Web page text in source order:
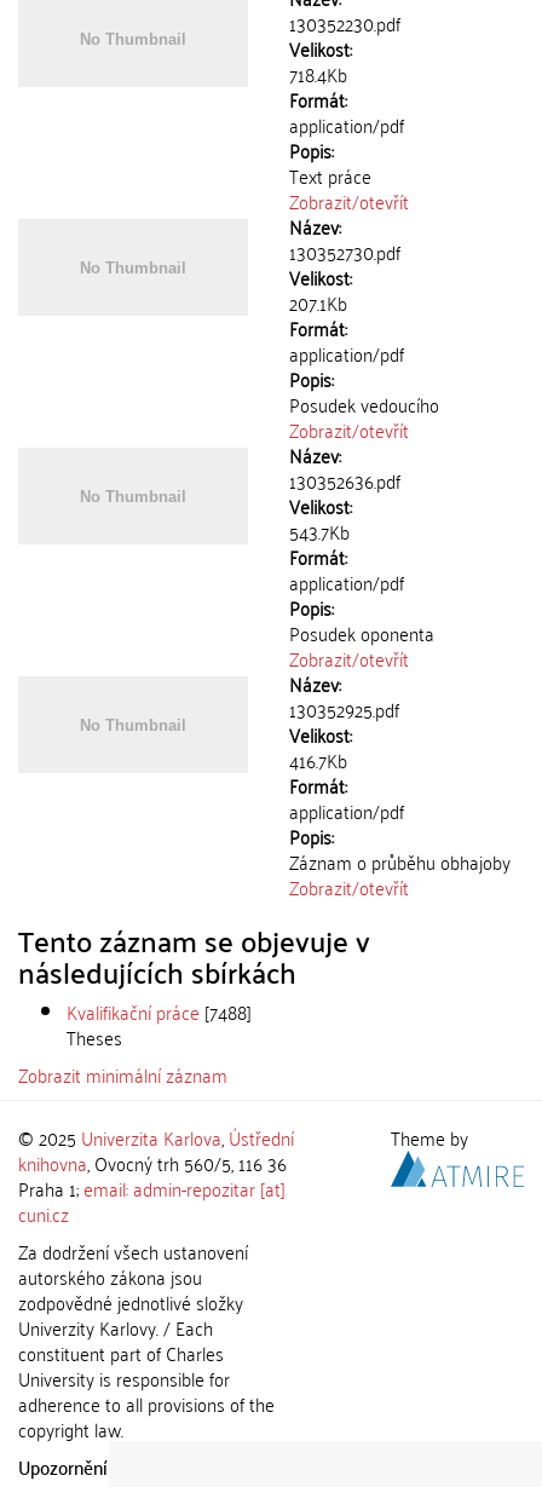
130352230.pdf
Velikost:
718.4Kb
Formát:
application/pdf
Popis:
Text práce
Zobrazit/otevřít
Název:
130352730.pdf
Velikost:
207.1Kb
Formát:
application/pdf
Popis:
Posudek vedoucího
Zobrazit/otevřít
Název:
130352636.pdf
Velikost:
543.7Kb
Formát:
application/pdf
Popis:
Posudek oponenta
Zobrazit/otevřít
Název:
130352925.pdf
Velikost:
416.7Kb
Formát:
application/pdf
Popis:
Záznam o průběhu obhajoby
Zobrazit/otevřít
Tento záznam se objevuje v
následujících sbírkách
Kvalifikační práce [7488]
Theses
Zobrazit minimální záznam
© 2025 Univerzita Karlova,Ústřední
knihovna, Ovocný trh 560/5, 116 36
Praha 1;email: admin-repozitar [at]
cuni.cz
Za dodržení všech ustanovení
autorského zákona jsou
zodpovědné jednotlivé složky
Univerzity Karlovy. / Each
constituent part of Charles
University is responsible for
adherence to all provisions of the
copyright law.
Upozornění / Notice:
Theme by